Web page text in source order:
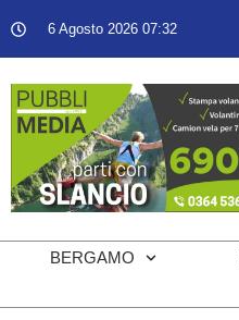
6 Agosto 2026 07:32
BERGAMO